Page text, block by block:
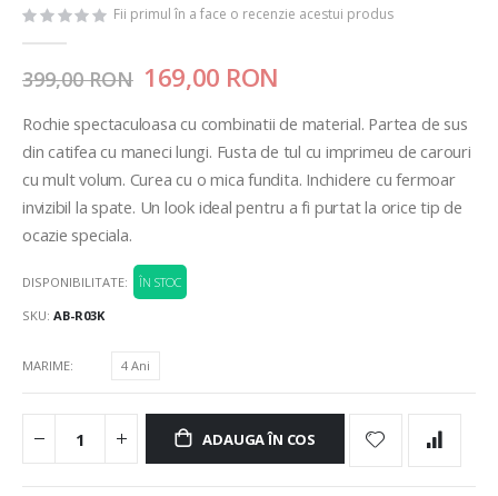
Fii primul în a face o recenzie acestui produs
399,00 RON 169,00 RON
Rochie spectaculoasa cu combinatii de material. Partea de sus
din catifea cu maneci lungi. Fusta de tul cu imprimeu de carouri
cu mult volum. Curea cu o mica fundita. Inchidere cu fermoar
invizibil la spate. Un look ideal pentru a fi purtat la orice tip de
ocazie speciala.
DISPONIBILITATE:
ÎN STOC
SKU AB-R03K
MARIME 4 Ani
ADAUGA ÎN COS